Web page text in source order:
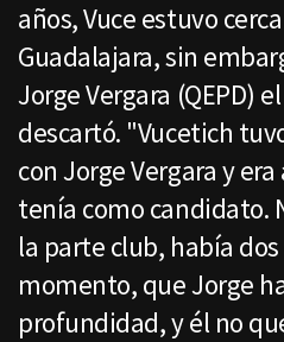
años, Vuce estuvo
Guadalajara, sin
Jorge Vergara (QEPD)
descartó. "Vucetich
con Jorge Vergara y
tenía como candidato.
la parte club, había
momento, que Jorge
profundidad, y él no